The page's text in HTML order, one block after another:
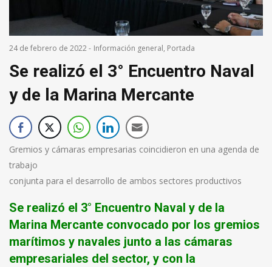
24 de febrero de 2022- Información general, Portada
Se realizó el 3° Encuentro Naval
y de la Marina Mercante
Gremios y cámaras empresarias coincidieron en una agenda de
trabajo
conjunta para el desarrollo de ambos sectores productivos
Se realizó el 3° Encuentro Naval y de la
Marina Mercante convocado por los gremios
marítimos y navales junto a las cámaras
empresariales del sector, y con la